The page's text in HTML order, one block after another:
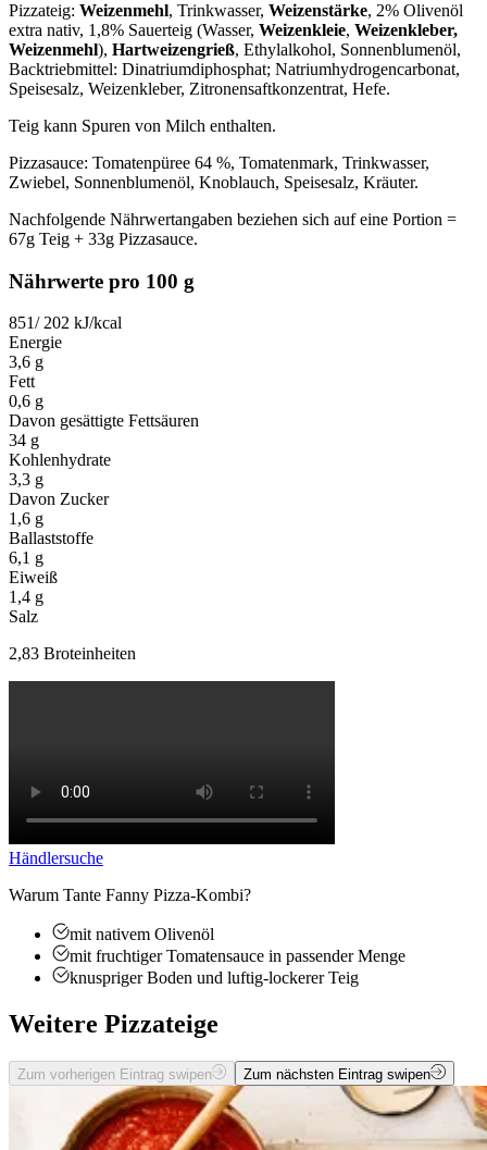
Pizzateig: Weizenmehl, Trinkwasser, Weizenstärke, 2% Olivenöl
extra nativ, 1,8% Sauerteig (Wasser, Weizenkleie, Weizenkleber,
Weizenmehl), Hartweizengrieß, Ethylalkohol, Sonnenblumenöl,
Backtriebmittel: Dinatriumdiphosphat; Natriumhydrogencarbonat,
Speisesalz, Weizenkleber, Zitronensaftkonzentrat, Hefe.
Teig kann Spuren von Milch enthalten.
Pizzasauce: Tomatenpüree 64 %, Tomatenmark, Trinkwasser,
Zwiebel, Sonnenblumenöl, Knoblauch, Speisesalz, Kräuter.
Nachfolgende Nährwertangaben beziehen sich auf eine Portion =
67g Teig + 33g Pizzasauce.
Nährwerte pro 100 g
851/ 202 kJ/kcal
Energie
3,6 g
Fett
0,6 g
Davon gesättigte Fettsäuren
34 g
Kohlenhydrate
3,3 g
Davon Zucker
1,6 g
Ballaststoffe
6,1 g
Eiweiß
1,4 g
Salz
2,83 Broteinheiten
Händlersuche
Warum Tante Fanny Pizza-Kombi?
mit nativem Olivenöl
mit fruchtiger Tomatensauce in passender Menge
knuspriger Boden und luftig-lockerer Teig
Weitere Pizzateige
Zum vorherigen Eintrag swipen Zum nächsten Eintrag swipen